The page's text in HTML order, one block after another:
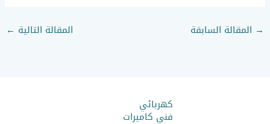
→ المقالة السابقة المقالة التالية ←
كهربائي
فني كاميرات